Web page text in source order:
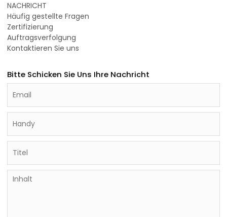
NACHRICHT
Häufig gestellte Fragen
Zertifizierung
Auftragsverfolgung
Kontaktieren Sie uns
Bitte Schicken Sie Uns Ihre Nachricht